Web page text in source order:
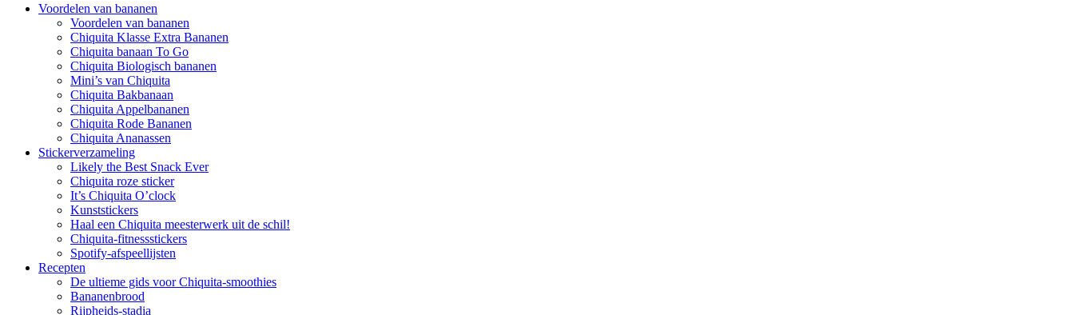
Voordelen van bananen
Voordelen van bananen
Chiquita Klasse Extra Bananen
Chiquita banaan To Go
Chiquita Biologisch bananen
Mini’s van Chiquita
Chiquita Bakbanaan
Chiquita Appelbananen
Chiquita Rode Bananen
Chiquita Ananassen
Stickerverzameling
Likely the Best Snack Ever
Chiquita roze sticker
It’s Chiquita O’clock
Kunststickers
Haal een Chiquita meesterwerk uit de schil!
Chiquita-fitnessstickers
Spotify-afspeellijsten
Recepten
De ultieme gids voor Chiquita-smoothies
Bananenbrood
Rijpheids-stadia